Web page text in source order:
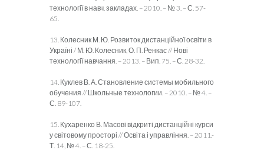
технології в навч. закладах. – 2010. – № 3. – С. 57-
65.
13. Колесник М. Ю. Розвиток дистанційної освіти в
Україні / М. Ю. Колесник, О. П. Ренкас // Нові
технології навчання. – 2013. – Вип. 75. – С. 28-32.
14. Куклев В. А. Становление системы мобильного
обучения // Школьные технологии. – 2010. – № 4. –
С. 89-107.
15. Кухаренко В. Масові відкриті дистанційні курси
у світовому просторі // Освіта і управління. – 2011.-
Т. 14, № 4. – С. 18-25.